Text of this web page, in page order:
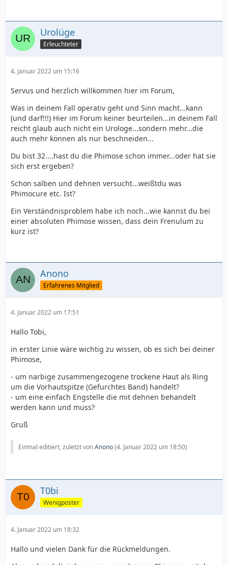
Urolüge
Erleuchteter
4. Januar 2022 um 15:16
Servus und herzlich willkommen hier im Forum,
Was in deinem Fall operativ geht und Sinn macht...kann
(und darf!!!) Hier im Forum keiner beurteilen...in deinem Fall
reicht glaub auch nicht ein Urologe...sondern mehr...die
auch mehr können als nur beschneiden...
Du bist 32....hast du die Phimose schon immer...oder hat sie
sich erst ergeben?
Schon salben und dehnen versucht...weißtdu was
Phimocure etc. Ist?
Ein Verständnisproblem habe ich noch...wie kannst du bei
einer absoluten Phimose wissen, dass dein Frenulum zu
kurz ist?
Anono
Erfahrenes Mitglied
4. Januar 2022 um 17:51
Hallo Tobi,
in erster Linie wäre wichtig zu wissen, ob es sich bei deiner
Phimose,
- um narbige zusammengezogene trockene Haut als Ring
um die Vorhautspitze (Gefurchtes Band) handelt?
- um eine einfach Engstelle die mit dehnen behandelt
werden kann und muss?
Gruß
Einmal editiert, zuletzt vonAnono(4. Januar 2022 um 18:50)
T0bi
Wenigposter
4. Januar 2022 um 18:32
Hallo und vielen Dank für die Rückmeldungen.